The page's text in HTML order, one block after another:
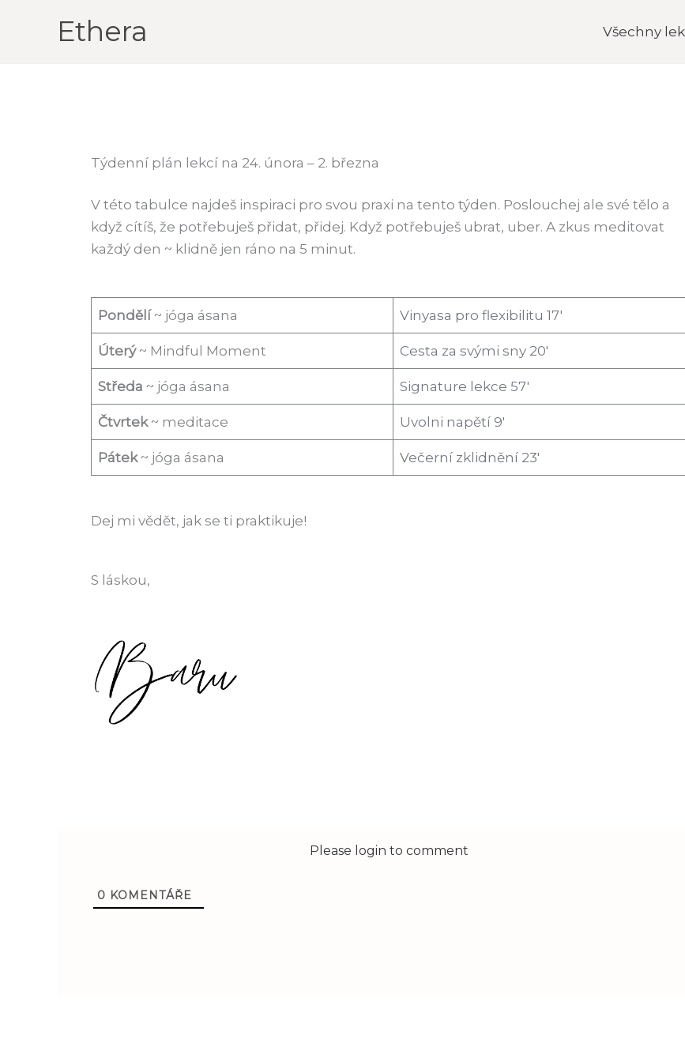
Ethera Všechny
Týdenní plán lekcí na 24. února – 2. března
V této tabulce najdeš inspiraci pro svou praxi na tento týden. Poslouchej ale své tělo a
když cítíš, že potřebuješ přidat, přidej. Když potřebuješ ubrat, uber. A zkus meditovat
každý den ~ klidně jen ráno na 5 minut.
Pondělí~ jóga ásana Vinyasa pro flexibilitu 17′
Úterý ~ Mindful Moment Cesta za svými sny 20′
Středa ~ jóga ásana Signature lekce 57′
Čtvrtek ~ meditace Uvolni napětí 9′
Pátek ~ jóga ásana Večerní zklidnění 23′
Dej mi vědět, jak se ti praktikuje!
S láskou,
Please login to comment
0 KOMENTÁŘE